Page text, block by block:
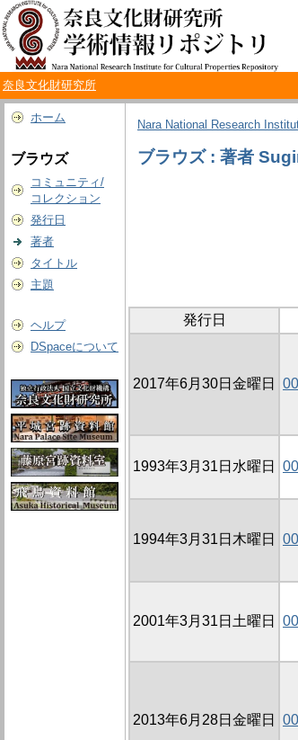
奈良文化財研究所
ホーム
ブラウズ
コミュニティ/
コレクション
発行日
著者
タイトル
主題
ヘルプ
DSpaceについて
Nara National Research
ブラウズ : 著者
発行日
2017年6月30日金曜日
1993年3月31日水曜日
1994年3月31日木曜日
2001年3月31日土曜日
2013年6月28日金曜日